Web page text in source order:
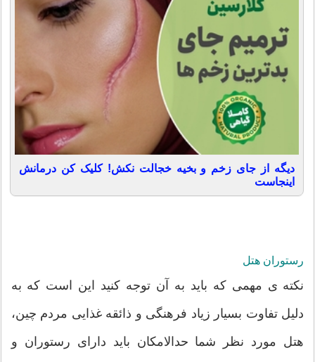
دیگه از جای زخم و بخیه خجالت نکش! کلیک کن درمانش
اینجاست
رستوران هتل
نکته ی مهمی که باید به آن توجه کنید این است که به
دلیل تفاوت بسیار زیاد فرهنگی و ذائقه غذایی مردم چین،
هتل مورد نظر شما حدالامکان باید دارای رستوران و